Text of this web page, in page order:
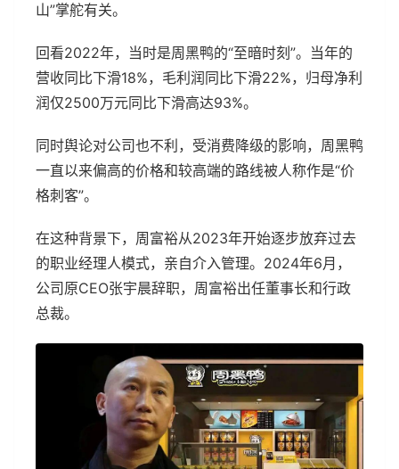
山”掌舵有关。
回看2022年，当时是周黑鸭的“至暗时刻”。当年的
营收同比下滑18%，毛利润同比下滑22%，归母净利
润仅2500万元同比下滑高达93%。
同时舆论对公司也不利，受消费降级的影响，周黑鸭
一直以来偏高的价格和较高端的路线被人称作是“价
格刺客”。
在这种背景下，周富裕从2023年开始逐步放弃过去
的职业经理人模式，亲自介入管理。2024年6月，
公司原CEO张宇晨辞职，周富裕出任董事长和行政
总裁。